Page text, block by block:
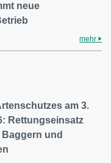
neue
mehr
am 3.
Rettungseinsatz
und